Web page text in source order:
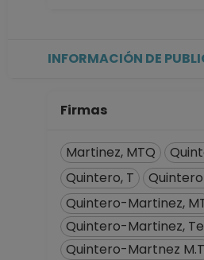
INFORMACIÓN DE
Firmas
Martinez, MTQ
Quintero, T
Quintero-Martinez,
Quintero-Martinez,
Quintero-Martnez